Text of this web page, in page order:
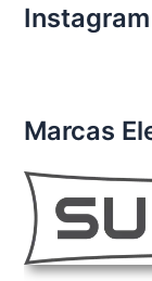
Instagram
Marcas